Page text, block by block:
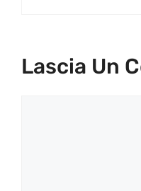
Lascia Un